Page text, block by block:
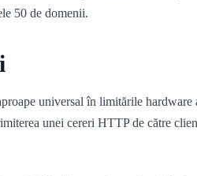
50 de domenii.
universal în limitările
unei cereri HTTP de către